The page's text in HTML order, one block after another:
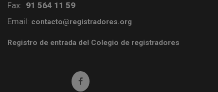
Fax: 91 564 11 59
Email: contacto@registradores.org
Registro de entrada del Colegio de registradores
Ir a facebook (abre en ventana nueva)